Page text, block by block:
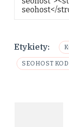
Etykiety:
SEOHOST